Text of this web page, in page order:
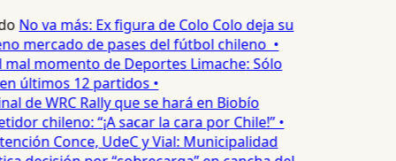
No va más: Ex figura de Colo Colo deja su
mercado de pases del fútbol chileno •
mal momento de Deportes Limache: Sólo
últimos 12 partidos •
de WRC Rally que se hará en Biobío
chileno: “¡A sacar la cara por Chile!” •
Conce, UdeC y Vial: Municipalidad